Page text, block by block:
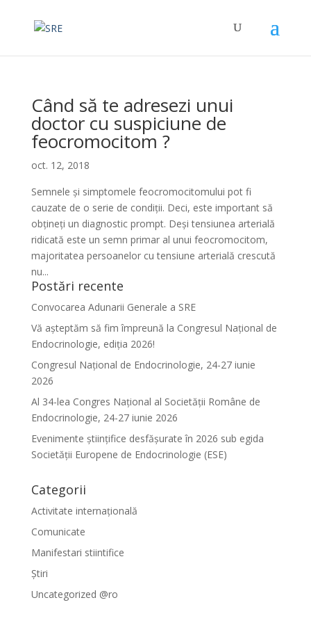
Când să te adresezi unui
doctor cu suspiciune de
feocromocitom ?
oct. 12, 2018
Semnele și simptomele feocromocitomului pot fi
cauzate de o serie de condiții. Deci, este important să
obțineți un diagnostic prompt. Deși tensiunea arterială
ridicată este un semn primar al unui feocromocitom,
majoritatea persoanelor cu tensiune arterială crescută
nu...
Postări recente
Convocarea Adunarii Generale a SRE
Vă așteptăm să fim împreună la Congresul Național de
Endocrinologie, ediția 2026!
Congresul Național de Endocrinologie, 24-27 iunie
2026
Al 34-lea Congres Național al Societății Române de
Endocrinologie, 24-27 iunie 2026
Evenimente ştiinţifice desfăşurate în 2026 sub egida
Societăţii Europene de Endocrinologie (ESE)
Categorii
Activitate internațională
Comunicate
Manifestari stiintifice
Știri
Uncategorized @ro